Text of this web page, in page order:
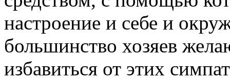
настроение и себе и
большинство хозяев
избавиться от этих